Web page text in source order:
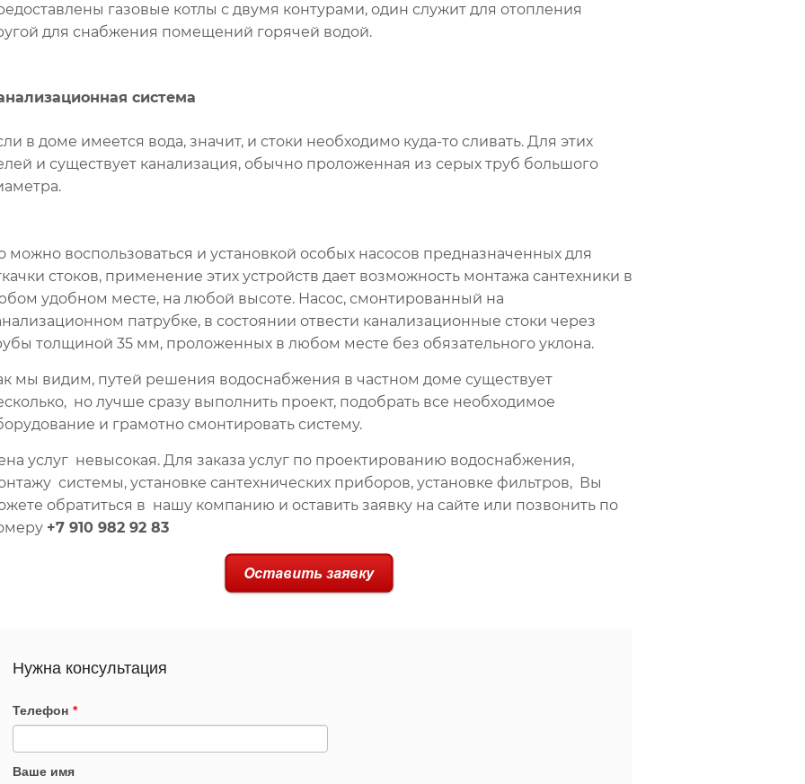
газовые котлы с двумя контурами, один служит для отопления
для снабжения помещений горячей водой.
система
в доме имеется вода, значит, и стоки необходимо куда-то сливать. Для этих
и существует канализация, обычно проложенная из серых труб большого
можно воспользоваться и установкой особых насосов предназначенных для
стоков, применение этих устройств дает возможность монтажа сантехники в
удобном месте, на любой высоте. Насос, смонтированный на
патрубке, в состоянии отвести канализационные стоки через
толщиной 35 мм, проложенных в любом месте без обязательного уклона.
мы видим, путей решения водоснабжения в частном доме существует
но лучше сразу выполнить проект, подобрать все необходимое
и грамотно смонтировать систему.
услуг невысокая. Для заказа услуг по проектированию водоснабжения,
системы, установке сантехнических приборов, установке фильтров, Вы
обратиться в нашу компанию и оставить заявку на сайте или позвонить по
+7 910 982 92 83
Нужна консультация
Телефон *
Ваше имя